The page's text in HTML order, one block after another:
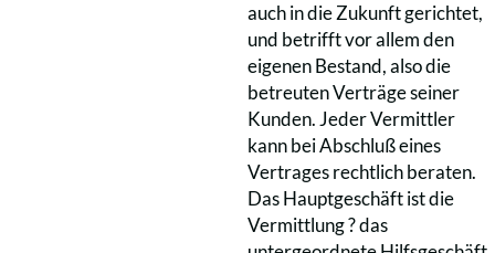
auch in die Zukunft gerichtet,
und betrifft vor allem den
eigenen Bestand, also die
betreuten Verträge seiner
Kunden. Jeder Vermittler
kann bei Abschluß eines
Vertrages rechtlich beraten.
Das Hauptgeschäft ist die
Vermittlung ? das